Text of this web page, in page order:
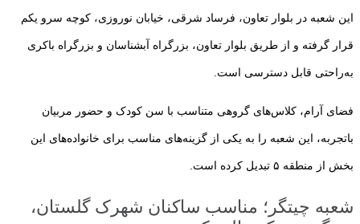
این شعبه در بلوار تعاون، فرساد شرقی، خیابان نوروزی، کوچه سرو یکم
قرار گرفته و از طریق بلوار تعاون، بزرگراه آبشناسان و بزرگراه باکری
به‌راحتی قابل دسترسی است.
فضای آرام، کلاس‌های گروهی متناسب با سن کودک و حضور مربیان
باتجربه، این شعبه را به یکی از گزینه‌های مناسب برای خانواده‌های این
بخش از منطقه ۵ تبدیل کرده است.
شعبه چیتگر؛ مناسب ساکنان شهرک گلستان،